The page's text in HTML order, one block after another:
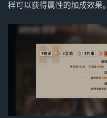
样可以获得属性的加成效果。